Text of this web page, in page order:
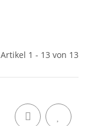
Artikel 1 - 13 von 13